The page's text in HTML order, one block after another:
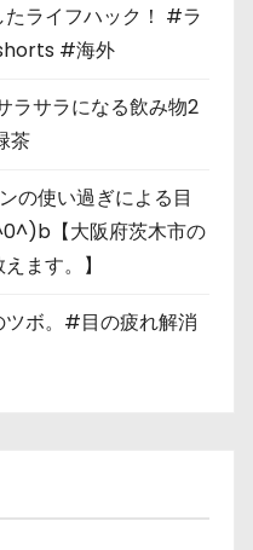
ライフハック！ #ラ
#海外
ラサラになる飲み物2
茶
の使い過ぎによる目
【大阪府茨木市の
ます。】
ツボ。#目の疲れ解消